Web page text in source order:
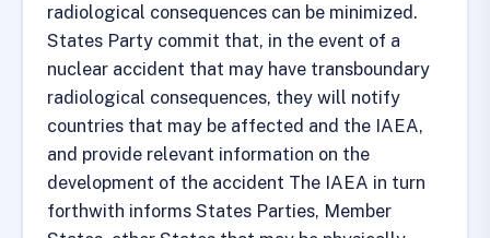
radiological consequences can be minimized.
States Party commit that, in the event of a
nuclear accident that may have transboundary
radiological consequences, they will notify
countries that may be affected and the IAEA,
and provide relevant information on the
development of the accident The IAEA in turn
forthwith informs States Parties, Member